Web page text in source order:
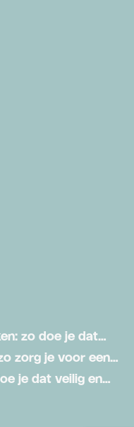
zo doe je dat
zorg je voor een
je dat veilig en